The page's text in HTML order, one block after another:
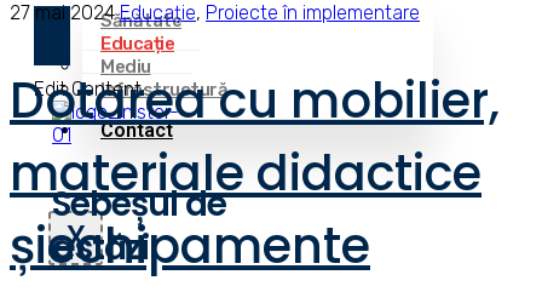
Sănătate
Educație
Mediu
Infrastructură
Contact
X
Edit Content
Sebeșul de
astăzi
27 mai 2024 Educație, Proiecte în implementare
Dotarea cu mobilier,
materiale didactice
șiechipamente